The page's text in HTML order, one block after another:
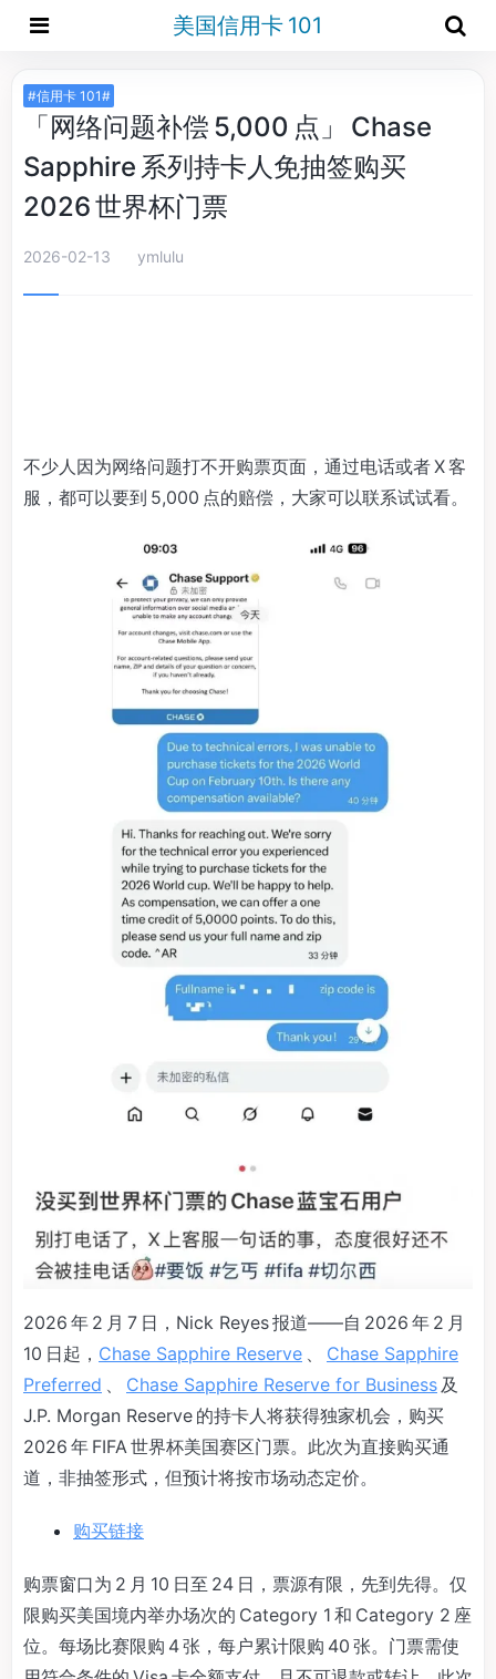
美国信用卡 101
#信用卡 101#
「网络问题补偿 5,000 点」 Chase
Sapphire 系列持卡人免抽签购买
2026 世界杯门票
2026-02-13 ymlulu
不少人因为网络问题打不开购票页面，通过电话或者 X 客
服，都可以要到 5,000 点的赔偿，大家可以联系试试看。
2026 年 2 月 7 日，Nick Reyes 报道——自 2026 年 2 月
10 日起， Chase Sapphire Reserve
Chase Sapphire
Preferred
Chase Sapphire Reserve for Business 及
J.P. Morgan Reserve 的持卡人将获得独家机会，购买
2026 年 FIFA 世界杯美国赛区门票。此次为直接购买通
道，非抽签形式，但预计将按市场动态定价。
购买链接
购票窗口为 2 月 10 日至 24 日，票源有限，先到先得。仅
限购买美国境内举办场次的 Category 1 和 Category 2 座
位。每场比赛限购 4 张，每户累计限购 40 张。门票需使